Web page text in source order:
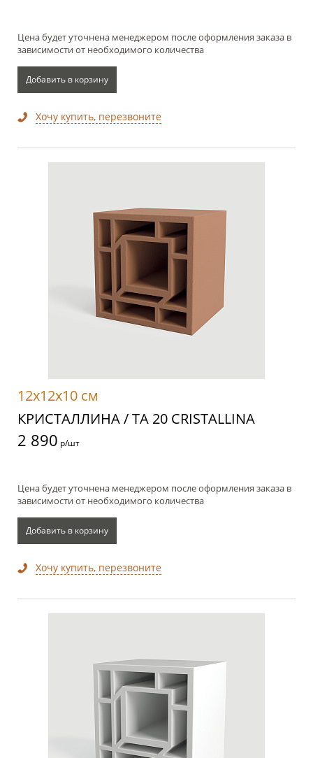
Цена будет уточнена менеджером после оформления заказа в
зависимости от необходимого количества
Добавить в корзину
Хочу купить, перезвоните
12x12x10 см
КРИСТАЛЛИНА / TA 20 CRISTALLINA
2 890 р/шт
Цена будет уточнена менеджером после оформления заказа в
зависимости от необходимого количества
Добавить в корзину
Хочу купить, перезвоните